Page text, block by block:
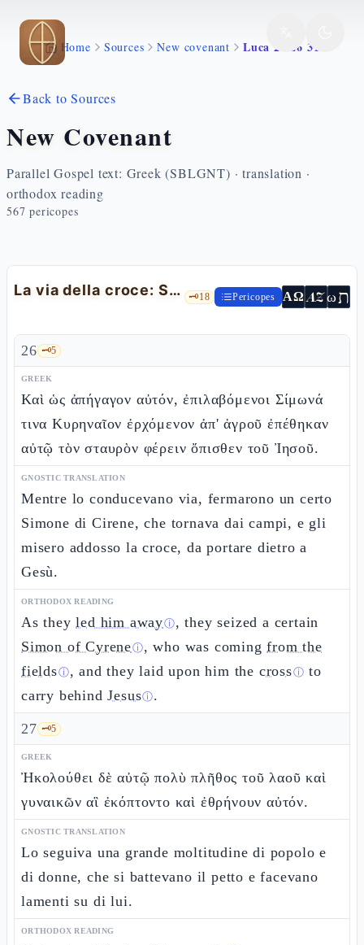
Skip to main content
Home Sources New covenant Luca 23 26 31
Back to Sources
New Covenant
Parallel Gospel text: Greek (SBLGNT) · translation ·
orthodox reading
567 pericopes
La via della croce: Simone di Cirene e le figlie di Gerusalemme 🗝️18 Pericopes ΑΩ AZωת
26 🗝️5
GREEK
Καὶ ὡς ἀπήγαγον αὐτόν, ἐπιλαβόμενοι Σίμωνά
τινα Κυρηναῖον ἐρχόμενον ἀπ' ἀγροῦ ἐπέθηκαν
αὐτῷ τὸν σταυρὸν φέρειν ὄπισθεν τοῦ Ἰησοῦ.
GNOSTIC TRANSLATION
Mentre lo conducevano via, fermarono un certo
Simone di Cirene, che tornava dai campi, e gli
misero addosso la croce, da portare dietro a
Gesù.
ORTHODOX READING
As theyled him awayⓘ, they seized a certain
Simon of Cyreneⓘ, who was comingfrom the
fieldsⓘ, and they laid upon him the crossⓘ to
carry behindJesusⓘ.
27 🗝️5
GREEK
Ἠκολούθει δὲ αὐτῷ πολὺ πλῆθος τοῦ λαοῦ καὶ
γυναικῶν αἳ ἐκόπτοντο καὶ ἐθρήνουν αὐτόν.
GNOSTIC TRANSLATION
Lo seguiva una grande moltitudine di popolo e
di donne, che si battevano il petto e facevano
lamenti su di lui.
ORTHODOX READING